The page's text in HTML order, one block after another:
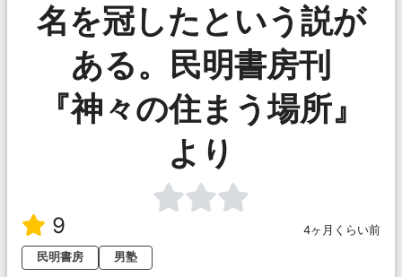
名を冠したという説が
ある。民明書房刊
『神々の住まう場所』
より
9
4ヶ月くらい前
民明書房
男塾